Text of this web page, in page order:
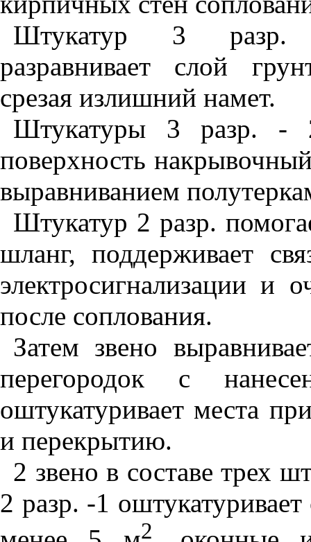
Штукатур 3 разр.
разравнивает слой
срезая излишний намет.
Штукатуры 3 разр. -
поверхность
выравниванием
Штукатур 2 разр.
шланг, поддерживает
электросигнализации и
после соплования.
Затем звено
перегородок с
оштукатуривает места
и перекрытию.
2 звено в составе трех
2 разр. -1
2